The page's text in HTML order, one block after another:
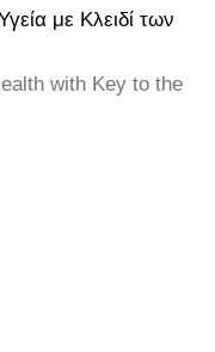
με Κλειδί των
with Key to the